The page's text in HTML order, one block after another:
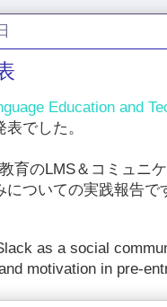
Education and
でした。
育のLMS＆コミュニ
についての実践報告で
as a social
motivation in pre-